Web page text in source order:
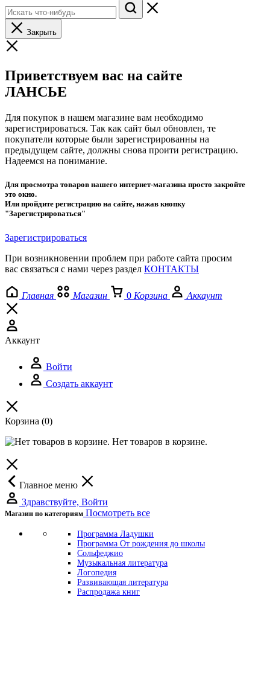
Закрыть
Приветствуем вас на сайте
ЛАНСЬЕ
Для покупок в нашем магазине вам необходимо
зарегистрироваться. Так как сайт был обновлен, те
покупатели которые были зарегистрированны на
предыдущем сайте, должны снова проити регистрацию.
Надеемся на понимание.
Для просмотра товаров нашего интернет-магазина просто закройте
это окно.
Или пройдите регистрацию на сайте, нажав кнопку
"Зарегистрироваться"
Зарегистрироваться
При возникновении проблем при работе сайта просим
вас связаться с нами через раздел КОНТАКТЫ
Главная Магазин 0 Корзина Аккаунт
Аккаунт
Войти
Создать аккаунт
Корзина (0)
Нет товаров в корзине.
Главное меню
Здравствуйте, Войти
Магазин по категориям Посмотреть все
Программа Ладушки
Программа От рождения до школы
Сольфеджио
Музыкальная литература
Логопедия
Развивающая литература
Распродажа книг